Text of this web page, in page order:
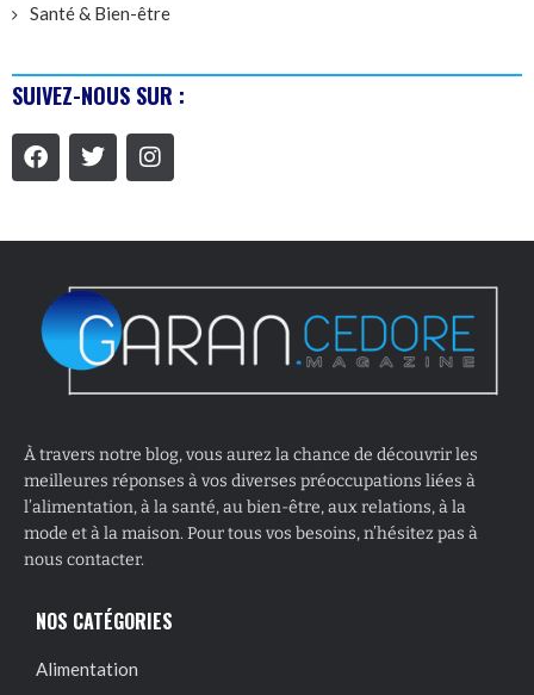
Santé & Bien-être
SUIVEZ-NOUS SUR :
À travers notre blog, vous aurez la chance de découvrir les
meilleures réponses à vos diverses préoccupations liées à
l’alimentation, à la santé, au bien-être, aux relations, à la
mode et à la maison. Pour tous vos besoins, n’hésitez pas à
nous contacter.
NOS CATÉGORIES
Alimentation